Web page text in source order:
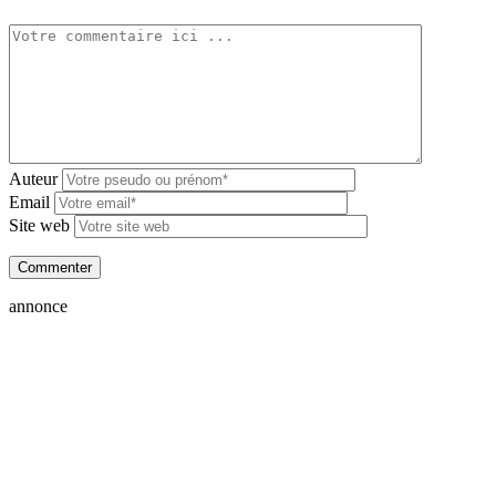
Auteur
Email
Site web
annonce